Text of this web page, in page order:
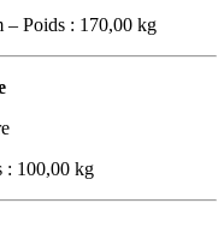
– Poids : 170,00 kg
: 100,00 kg